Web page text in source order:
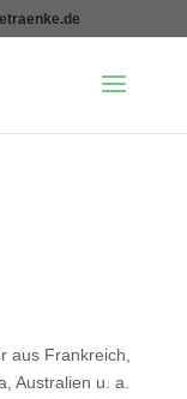
aus Frankreich,
Australien u. a.